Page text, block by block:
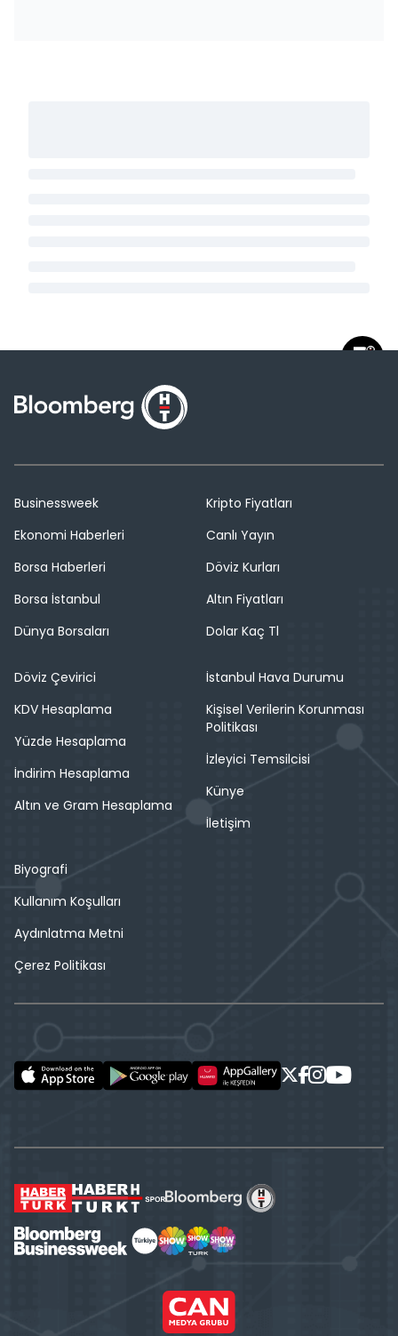
Businessweek
Ekonomi Haberleri
Borsa Haberleri
Borsa İstanbul
Dünya Borsaları
Kripto Fiyatları
Canlı Yayın
Döviz Kurları
Altın Fiyatları
Dolar Kaç Tl
Döviz Çevirici
KDV Hesaplama
Yüzde Hesaplama
İndirim Hesaplama
Altın ve Gram Hesaplama
İstanbul Hava Durumu
Kişisel Verilerin Korunması
Politikası
İzleyici Temsilcisi
Künye
İletişim
Biyografi
Kullanım Koşulları
Aydınlatma Metni
Çerez Politikası